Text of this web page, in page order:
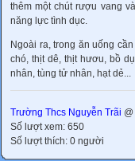
thêm một chút rượu vang
năng lực tình dục.
Ngoài ra, trong ăn uống
chó, thịt dê, thịt hươu, bồ
nhân, tùng tử nhân, hạt dẻ...
Trường Thcs Nguyễn Trãi
Số lượt xem: 650
Số lượt thích: 0 người